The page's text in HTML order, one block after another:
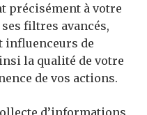
précisément à votre
filtres avancés,
influenceurs de
la qualité de votre
de vos actions.
d’informations